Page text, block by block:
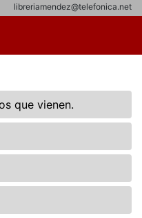
libreriamendez@telefonica.net
que vienen.